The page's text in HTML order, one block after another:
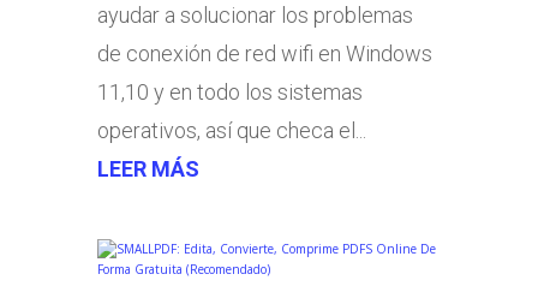
ayudar a solucionar los problemas
de conexión de red wifi en Windows
11,10 y en todo los sistemas
operativos, así que checa el...
LEER MÁS